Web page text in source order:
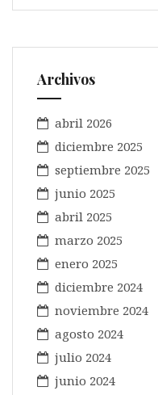
Archivos
abril 2026
diciembre 2025
septiembre 2025
junio 2025
abril 2025
marzo 2025
enero 2025
diciembre 2024
noviembre 2024
agosto 2024
julio 2024
junio 2024